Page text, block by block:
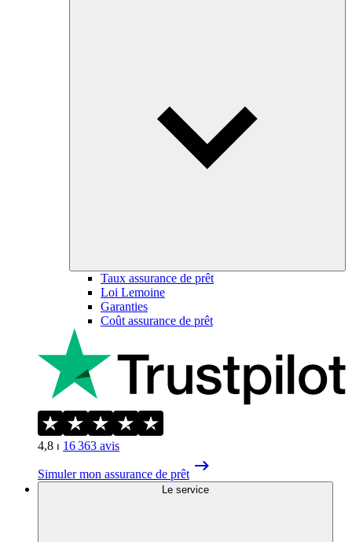
Taux assurance de prêt
Loi Lemoine
Garanties
Coût assurance de prêt
4,8 ⏐ 16 363 avis
Simuler mon assurance de prêt
Le service